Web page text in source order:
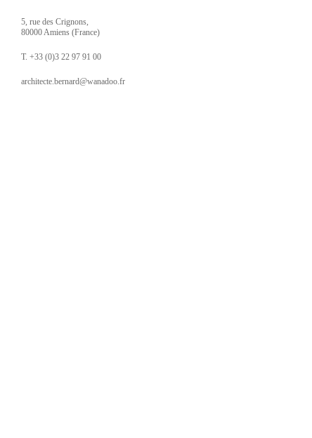
5, rue des Crignons,
80000 Amiens (France)
T. +33 (0)3 22 97 91 00
architecte.bernard@wanadoo.fr